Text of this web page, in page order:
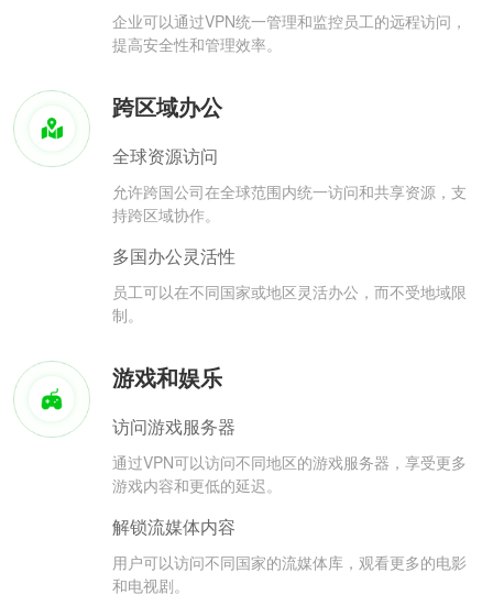
企业可以通过VPN统一管理和监控员工的远程访问，
提高安全性和管理效率。
跨区域办公
全球资源访问
允许跨国公司在全球范围内统一访问和共享资源，支
持跨区域协作。
多国办公灵活性
员工可以在不同国家或地区灵活办公，而不受地域限
制。
游戏和娱乐
访问游戏服务器
通过VPN可以访问不同地区的游戏服务器，享受更多
游戏内容和更低的延迟。
解锁流媒体内容
用户可以访问不同国家的流媒体库，观看更多的电影
和电视剧。